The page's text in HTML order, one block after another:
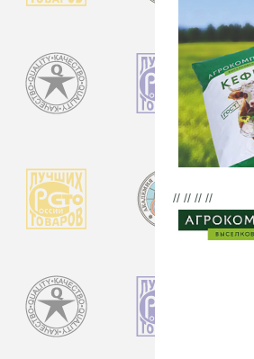
// // // //